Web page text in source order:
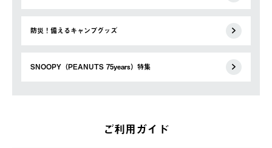
防災！備えるキャンプグッズ
SNOOPY（PEANUTS 75years）特集
ご利用ガイド